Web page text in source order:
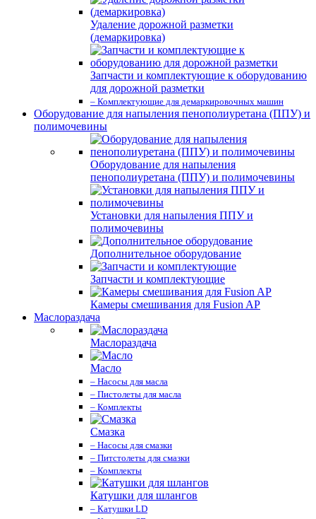
Удаление дорожной разметки
(демаркировка)
Запчасти и комплектующие к оборудованию
для дорожной разметки
– Комплектующие для демаркировочных машин
Оборудование для напыления пенополиуретана (ППУ) и
полимочевины
Оборудование для напыления
пенополиуретана (ППУ) и полимочевины
Установки для напыления ППУ и
полимочевины
Дополнительное оборудование
Запчасти и комплектующие
Камеры смешивания для Fusion AP
Маслораздача
Маслораздача
Масло
– Насосы для масла
– Пистолеты для масла
– Комплекты
Смазка
– Насосы для смазки
– Питстолеты для смазки
– Комплекты
Катушки для шлангов
– Катушки LD